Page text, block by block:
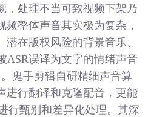
，处理不当可致视频下架乃
整体声音其实极为复杂，
在版权风险的背景音乐、
ASR误译为文字的情绪声音
。鬼手剪辑自研精细声音算
进行翻译和克隆配音，更能
行甄别和差异化处理。其深